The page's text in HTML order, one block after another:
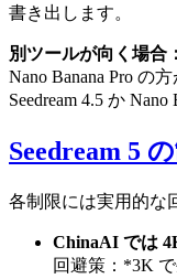
書き出します。
別ツールが向く場合：
Nano Banana Pro の
Seedream 4.5 か
Seedream 5
各制限には実用的な
ChinaAI では
回避策：*3K